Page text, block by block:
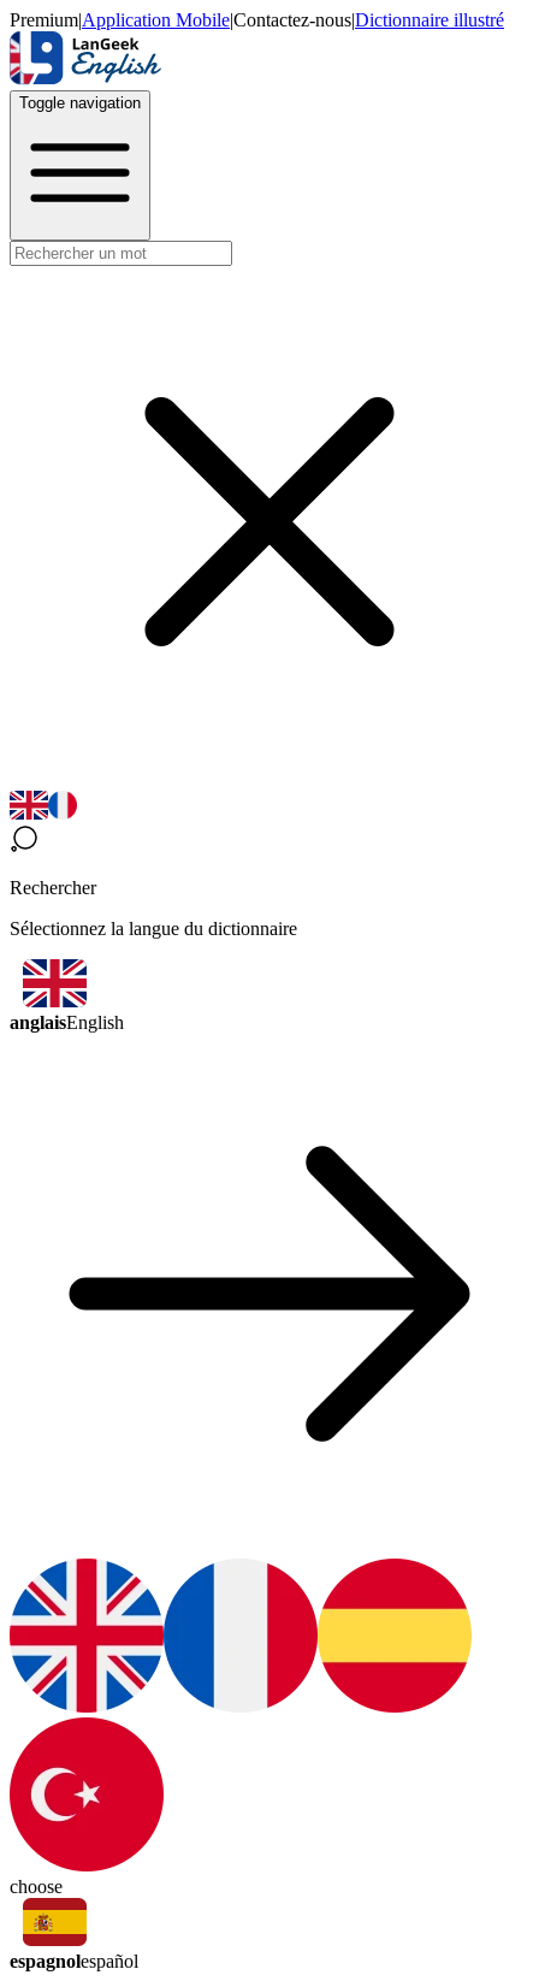
Premium|Application Mobile|Contactez-nous|Dictionnaire illustré
Toggle navigation
Rechercher
Sélectionnez la langue du dictionnaire
anglaisEnglish
choose
espagnolespañol